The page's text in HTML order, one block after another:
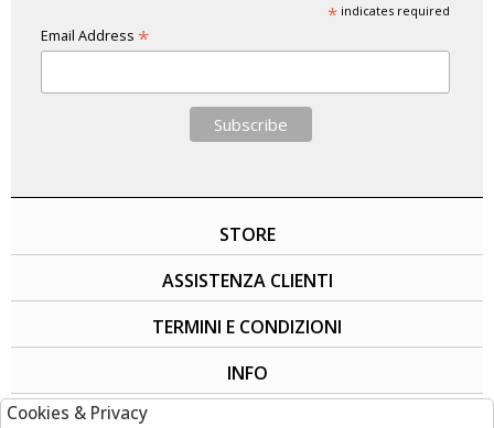
*indicates required
Email Address *
STORE
ASSISTENZA CLIENTI
TERMINI E CONDIZIONI
INFO
Cookies & Privacy